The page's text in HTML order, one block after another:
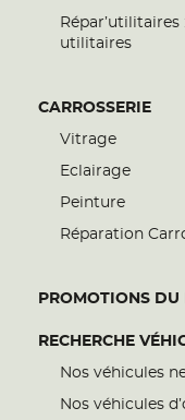
utilitaires
CARROSSERIE
Vitrage
Eclairage
Peinture
Réparation
PROMOTIONS DU
RECHERCHE
Nos véhicules
Nos véhicules